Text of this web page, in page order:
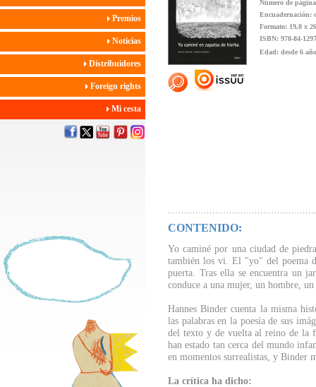
Premios
Noticias
Distribuidores
Foreign rights
Mi cesta
Número de
Encuadernación:
Formato: 19,8 x
ISBN: 978-84-
Edad: desde 6
CONTENIDO:
Yo caminé por una ciudad de
también los vi. El "yo" del poema
puerta. Tras ella se encuentra un
conduce a una mujer, un hombre,
Hannes Binder cuenta la misma
las palabras en la poesía de sus
del texto y de vuelta al reino de la
han estado tan cerca del mundo
en momentos surrealistas, y Binder
La crítica ha dicho: